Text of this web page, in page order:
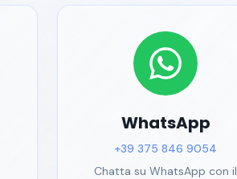
WhatsApp
+39 375 846 9054
Chatta su WhatsApp con il